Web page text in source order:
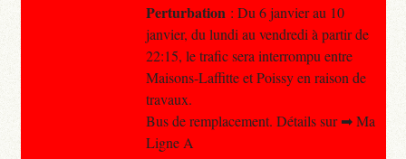
Perturbation : Du 6 janvier au 10
janvier, du lundi au vendredi à partir de
22:15, le trafic sera interrompu entre
Maisons-Laffitte et Poissy en raison de
travaux.
Bus de remplacement. Détails sur ➡ Ma
Ligne A